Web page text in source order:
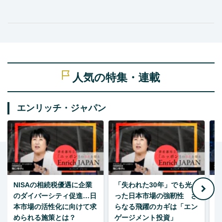
人気の特集・連載
エンリッチ・ジャパン
NISAの相続税優遇に企業
のダイバーシティ促進…日
本市場の活性化に向けて求
められる施策とは？
「失われた30年」でも光
った日本市場の強靭性 さ
らなる飛躍のカギは「エン
ゲージメント投資」